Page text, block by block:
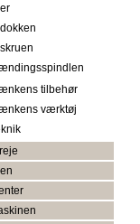
tilbehør
værktøj